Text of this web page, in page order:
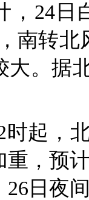
，24日
南转北
大。据
时起，
，预
26日夜